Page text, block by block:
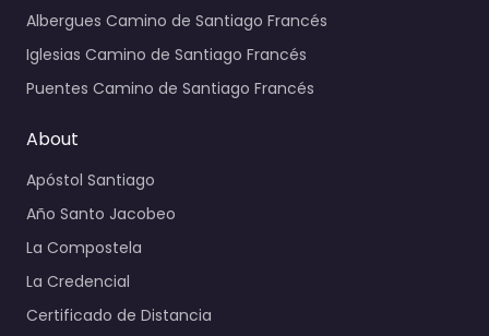
Albergues Camino de Santiago Francés
Iglesias Camino de Santiago Francés
Puentes Camino de Santiago Francés
About
Apóstol Santiago
Año Santo Jacobeo
La Compostela
La Credencial
Certificado de Distancia